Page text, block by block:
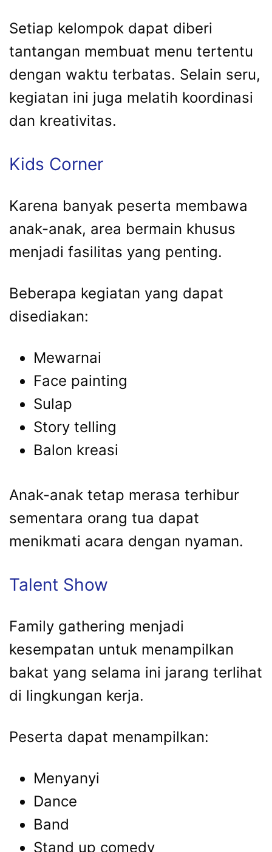
Setiap kelompok dapat diberi
tantangan membuat menu tertentu
dengan waktu terbatas. Selain seru,
kegiatan ini juga melatih koordinasi
dan kreativitas.
Kids Corner
Karena banyak peserta membawa
anak-anak, area bermain khusus
menjadi fasilitas yang penting.
Beberapa kegiatan yang dapat
disediakan:
Mewarnai
Face painting
Sulap
Story telling
Balon kreasi
Anak-anak tetap merasa terhibur
sementara orang tua dapat
menikmati acara dengan nyaman.
Talent Show
Family gathering menjadi
kesempatan untuk menampilkan
bakat yang selama ini jarang terlihat
di lingkungan kerja.
Peserta dapat menampilkan:
Menyanyi
Dance
Band
Stand up comedy